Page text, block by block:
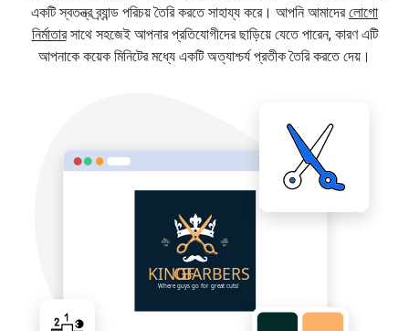
একটি স্বতন্ত্র ব্র্যান্ড পরিচয় তৈরি করতে সাহায্য করে। আপনি আমাদেরলোগো
নির্মাতারসাথে সহজেই আপনার প্রতিযোগীদের ছাড়িয়ে যেতে পারেন, কারণ এটি
আপনাকে কয়েক মিনিটের মধ্যে একটি অত্যাশ্চর্য প্রতীক তৈরি করতে দেয়।